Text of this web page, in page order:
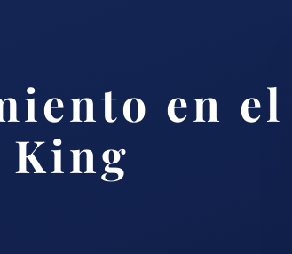
en el
King